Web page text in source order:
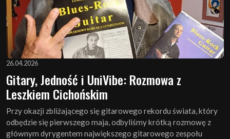
26.04.2026
Gitary, Jedność i UniVibe: Rozmowa z
Leszkiem Cichońskim
Przy okazji zbliżającego się gitarowego rekordu świata, który
odbędzie się pierwszego maja, odbyliśmy krótką rozmowę z
głównym dyrygentem największego gitarowego zespołu